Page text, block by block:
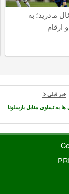
مادرید؛ به
ارقام
خبر قبلی
به تساوی مقابل بارسلونا